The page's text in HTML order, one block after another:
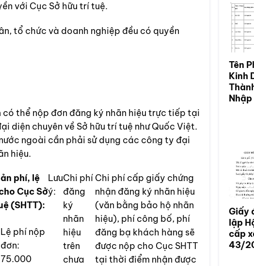
với Cục Sở hữu trí tuệ.
tổ chức và doanh nghiệp đều có quyền
thể nộp đơn đăng ký nhãn hiệu trực tiếp tại
diện chuyên về Sở hữu trí tuệ như Quốc Việt.
ngoài cần phải sử dụng các công ty đại
hiệu.
phí, lệ
Cục Sở
(SHTT):
Lệ phí nộp
đơn:
75.000
Lưu
ý:
Chi phí
đăng
ký
nhãn
hiệu
trên
chưa
Chi phí cấp giấy chứng
nhận đăng ký nhãn hiệu
(văn bằng bảo hộ nhãn
hiệu), phí công bố, phí
đăng bạ khách hàng sẽ
được nộp cho Cục SHTT
tại thời điểm nhận được
Tên
Kinh
Nhập
Giấy
lập
cấp
43/